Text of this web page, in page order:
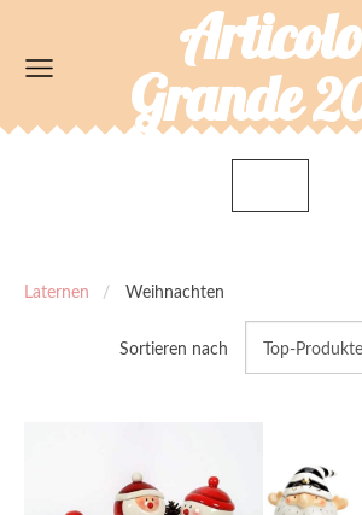
Articolo
Grande
Laternen Weihnachten
Sortieren nach